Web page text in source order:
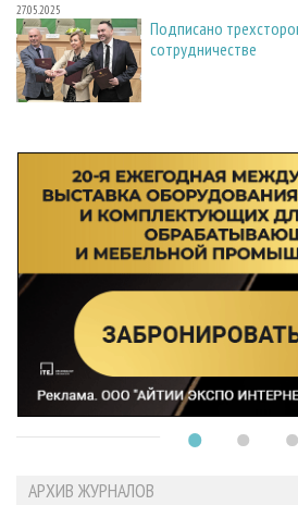
27.05.2025
Подписано
сотрудничестве
АРХИВ ЖУРНАЛОВ